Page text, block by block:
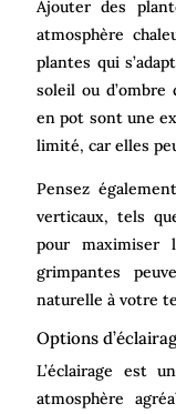
Ajouter des
atmosphère
plantes qui
soleil ou
en pot sont une
limité, car elles
Pensez
verticaux, tels
pour maximiser
grimpantes
naturelle à votre
Options
L’éclairage est
atmosphère